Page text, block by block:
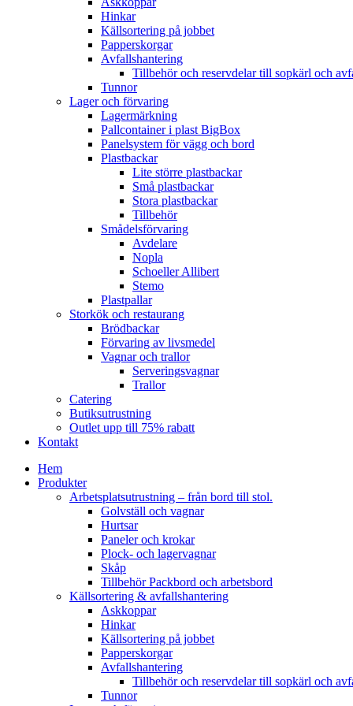
Hinkar
Källsortering på jobbet
Papperskorgar
Avfallshantering
Tillbehör och reservdelar till sopkärl och
Tunnor
Lager och förvaring
Lagermärkning
Pallcontainer i plast BigBox
Panelsystem för vägg och bord
Plastbackar
Lite större plastbackar
Små plastbackar
Stora plastbackar
Tillbehör
Smådelsförvaring
Avdelare
Nopla
Schoeller Allibert
Stemo
Plastpallar
Storkök och restaurang
Brödbackar
Förvaring av livsmedel
Vagnar och trallor
Serveringsvagnar
Trallor
Catering
Butiksutrustning
Outlet upp till 75% rabatt
Kontakt
Hem
Produkter
Arbetsplatsutrustning – från bord till stol.
Golvställ och vagnar
Hurtsar
Paneler och krokar
Plock- och lagervagnar
Skåp
Tillbehör Packbord och arbetsbord
Källsortering & avfallshantering
Askkoppar
Hinkar
Källsortering på jobbet
Papperskorgar
Avfallshantering
Tillbehör och reservdelar till sopkärl och
Tunnor